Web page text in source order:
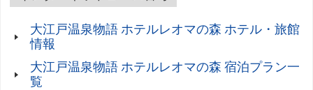
大江戸温泉物語 ホテルレオマの森 ホテル・旅館
情報
大江戸温泉物語 ホテルレオマの森 宿泊プラン一
覧